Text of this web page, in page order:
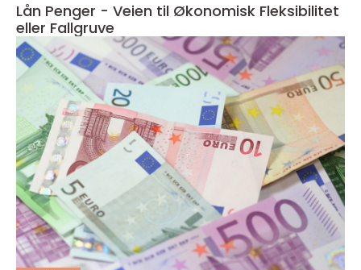
Lån Penger - Veien til Økonomisk Fleksibilitet
eller Fallgruve